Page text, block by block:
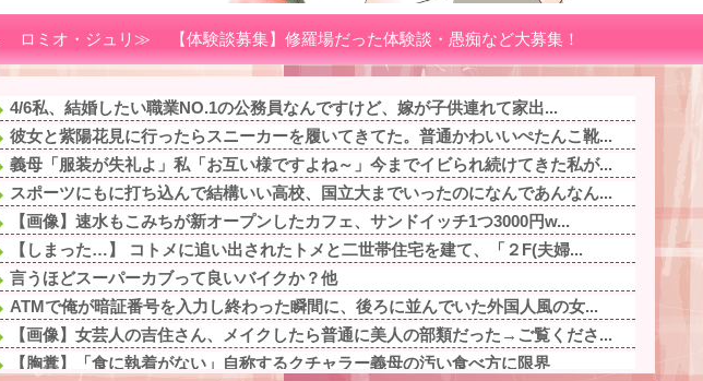
ロミオ・ジュリ≫ 【体験談募集】修羅場だった体験談・愚痴など大募集！
4/6私、結婚したい職業NO.1の公務員なんですけど、嫁が子供連れて家出...
彼女と紫陽花見に行ったらスニーカーを履いてきてた。普通かわいいぺたんこ靴...
義母「服装が失礼よ」私「お互い様ですよね～」今までイビられ続けてきた私が...
スポーツにもに打ち込んで結構いい高校、国立大までいったのになんであんなん...
【画像】速水もこみちが新オープンしたカフェ、サンドイッチ1つ3000円w...
【しまった…】 コトメに追い出されたトメと二世帯住宅を建て、「２F(夫婦...
言うほどスーパーカブって良いバイクか？他
ATMで俺が暗証番号を入力し終わった瞬間に、後ろに並んでいた外国人風の女...
【画像】女芸人の吉住さん、メイクしたら普通に美人の部類だった→ご覧くださ...
【胸糞】「食に執着がない」自称するクチャラー義母の汚い食べ方に限界